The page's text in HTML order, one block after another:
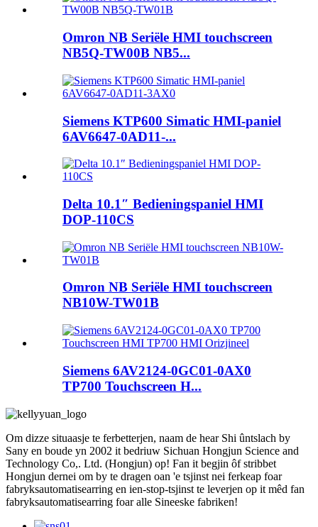
Omron NB Seriële HMI touchscreen
NB5Q-TW00B NB5...
Siemens KTP600 Simatic HMI-paniel
6AV6647-0AD11-...
Delta 10.1″ Bedieningspaniel HMI
DOP-110CS
Omron NB Seriële HMI touchscreen
NB10W-TW01B
Siemens 6AV2124-0GC01-0AX0
TP700 Touchscreen H...
Om dizze situaasje te ferbetterjen, naam de hear Shi ûntslach by
Sany en boude yn 2002 it bedriuw Sichuan Hongjun Science and
Technology Co,. Ltd. (Hongjun) op! Fan it begjin ôf stribbet
Hongjun dernei om by te dragen oan 'e tsjinst nei ferkeap foar
fabryksautomatisearring en ien-stop-tsjinst te leverjen op it mêd fan
fabryksautomatisearring foar alle Sineeske fabriken!